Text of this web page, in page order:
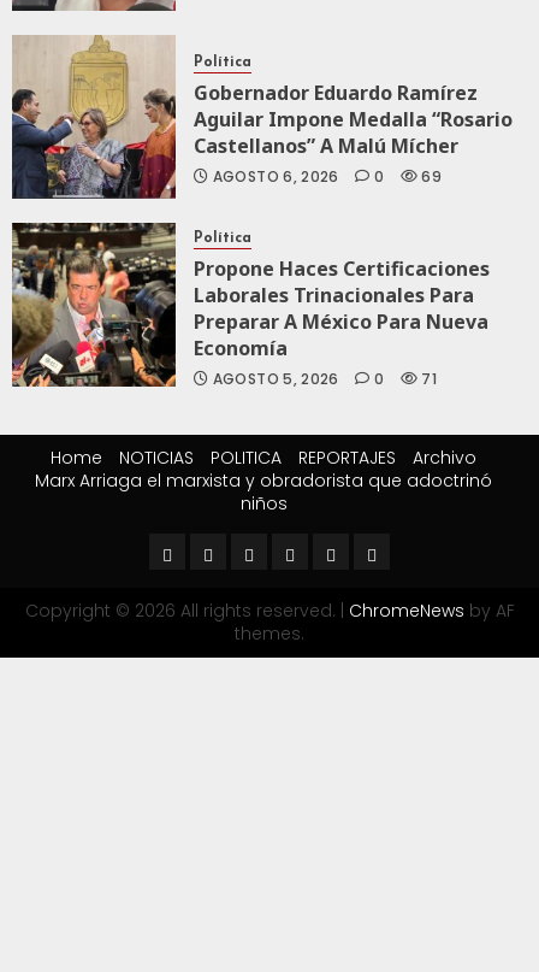
Política
Gobernador Eduardo Ramírez
Aguilar Impone Medalla “Rosario
Castellanos” A Malú Mícher
AGOSTO 6, 2026 0 69
Política
Propone Haces Certificaciones
Laborales Trinacionales Para
Preparar A México Para Nueva
Economía
AGOSTO 5, 2026 0 71
Home NOTICIAS POLITICA REPORTAJES
Archivo
Marx Arriaga el marxista y obradorista que adoctrinó
niños
Copyright © 2026 All rights reserved. ChromeNews by AF
themes.